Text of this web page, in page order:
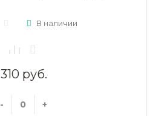
В наличии
310 руб.
- +